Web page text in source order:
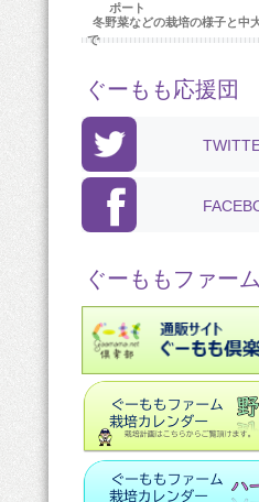
ポート
冬野菜などの栽培の様子と中
で
ぐーもも応援団
ぐーももファーム